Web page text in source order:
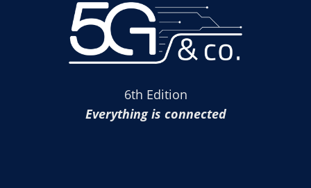
6th Edition
Everything is connected